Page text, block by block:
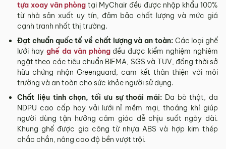
tựa xoay văn phòng tại MyChair đều được nhập khẩu 100%
từ nhà sản xuất uy tín, đảm bảo chất lượng và mức giá
cạnh tranh nhất thị trường.
Đạt chuẩn quốc tế về chất lượng và an toàn:Các loại ghế
lưới hay ghế da văn phòngđều được kiểm nghiệm nghiêm
ngặt theo các tiêu chuẩn BIFMA, SGS và TUV, đồng thời sở
hữu chứng nhận Greenguard, cam kết thân thiện với môi
trường và an toàn cho sức khỏe người sử dụng.
Chất liệu tinh chọn, tối ưu sự thoải mái: Da bò thật, da
NDPU cao cấp hay vải lưới nỉ mềm mại, thoáng khí giúp
người dùng tận hưởng cảm giác dễ chịu suốt ngày dài.
Khung ghế được gia công từ nhựa ABS và hợp kim thép
chắc chắn, nâng cao độ bền vượt trội.